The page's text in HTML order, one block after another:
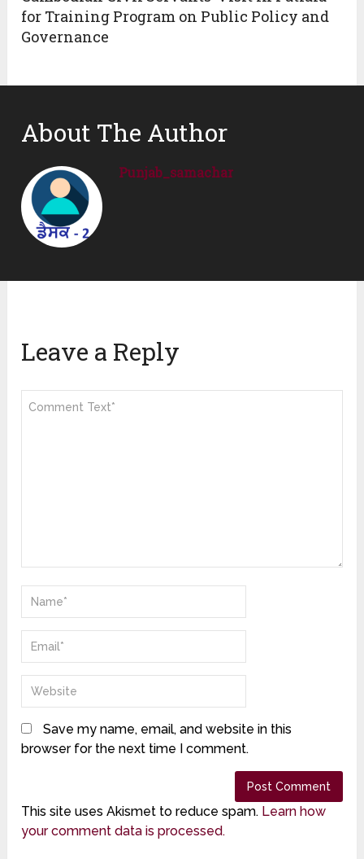
for Training Program on Public Policy and
Governance
About The Author
Punjab_samachar
Leave a Reply
Save my name, email, and website in this
browser for the next time I comment.
This site uses Akismet to reduce spam. Learn how
your comment data is processed.